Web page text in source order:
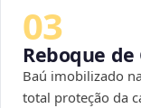
03
Reboque
Baú imobilizado
total proteção da